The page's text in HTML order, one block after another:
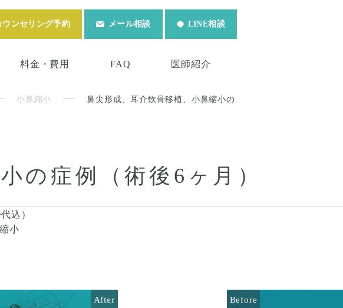
ウンセリング予約 メール相談 LINE相談
料金・費用 FAQ 医師紹介
小鼻縮小
鼻尖形成、耳介軟骨移植、小鼻縮小の
の症例（術後6ヶ月）
込）
小
After Before